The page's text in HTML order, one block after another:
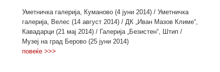
Уметничка галерија, Куманово (4 јуни 2014) / Уметничка
галерија, Велес (14 август 2014) / ДК „Иван Мазов Климе“,
Кавадарци (21 мај 2014) / Галерија „Безистен“, Штип /
Музеј на град Берово (25 јуни 2014)
повеќе >>>